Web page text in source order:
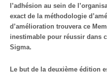
l’adhésion au sein de
exact de la méthodologie
d’amélioration trouvera ce
inestimable pour réussir dans
Sigma.
Le but de la deuxième édition